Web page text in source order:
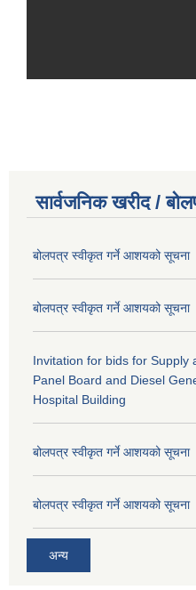
सार्वजनिक खरीद /
बोलपत्र स्वीकृत गर्ने आशयको सूचना
बोलपत्र स्वीकृत गर्ने आशयको सूचना
Invitation for bids for Supply
Panel Board and Diesel
Hospital Building
बोलपत्र स्वीकृत गर्ने आशयको सूचना
बोलपत्र स्वीकृत गर्ने आशयको सूचना
अन्य